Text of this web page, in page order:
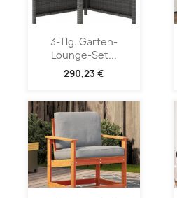
3-Tlg. Garten-
Lounge-Set...
290,23 €